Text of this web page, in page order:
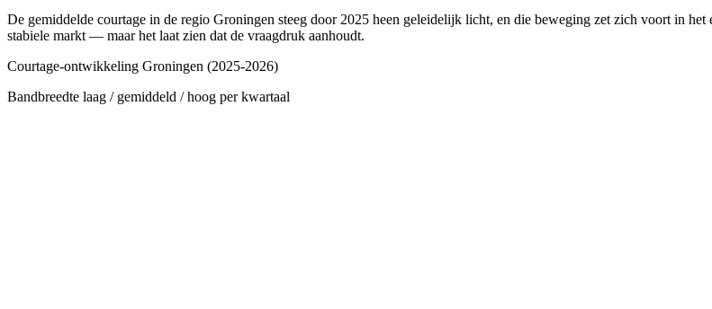
De gemiddelde courtage in de regio Groningen steeg door 2025 heen geleidelijk licht, en die beweging zet zich voort in
stabiele markt — maar het laat zien dat de vraagdruk aanhoudt.
Courtage-ontwikkeling Groningen (2025-2026)
Bandbreedte laag / gemiddeld / hoog per kwartaal